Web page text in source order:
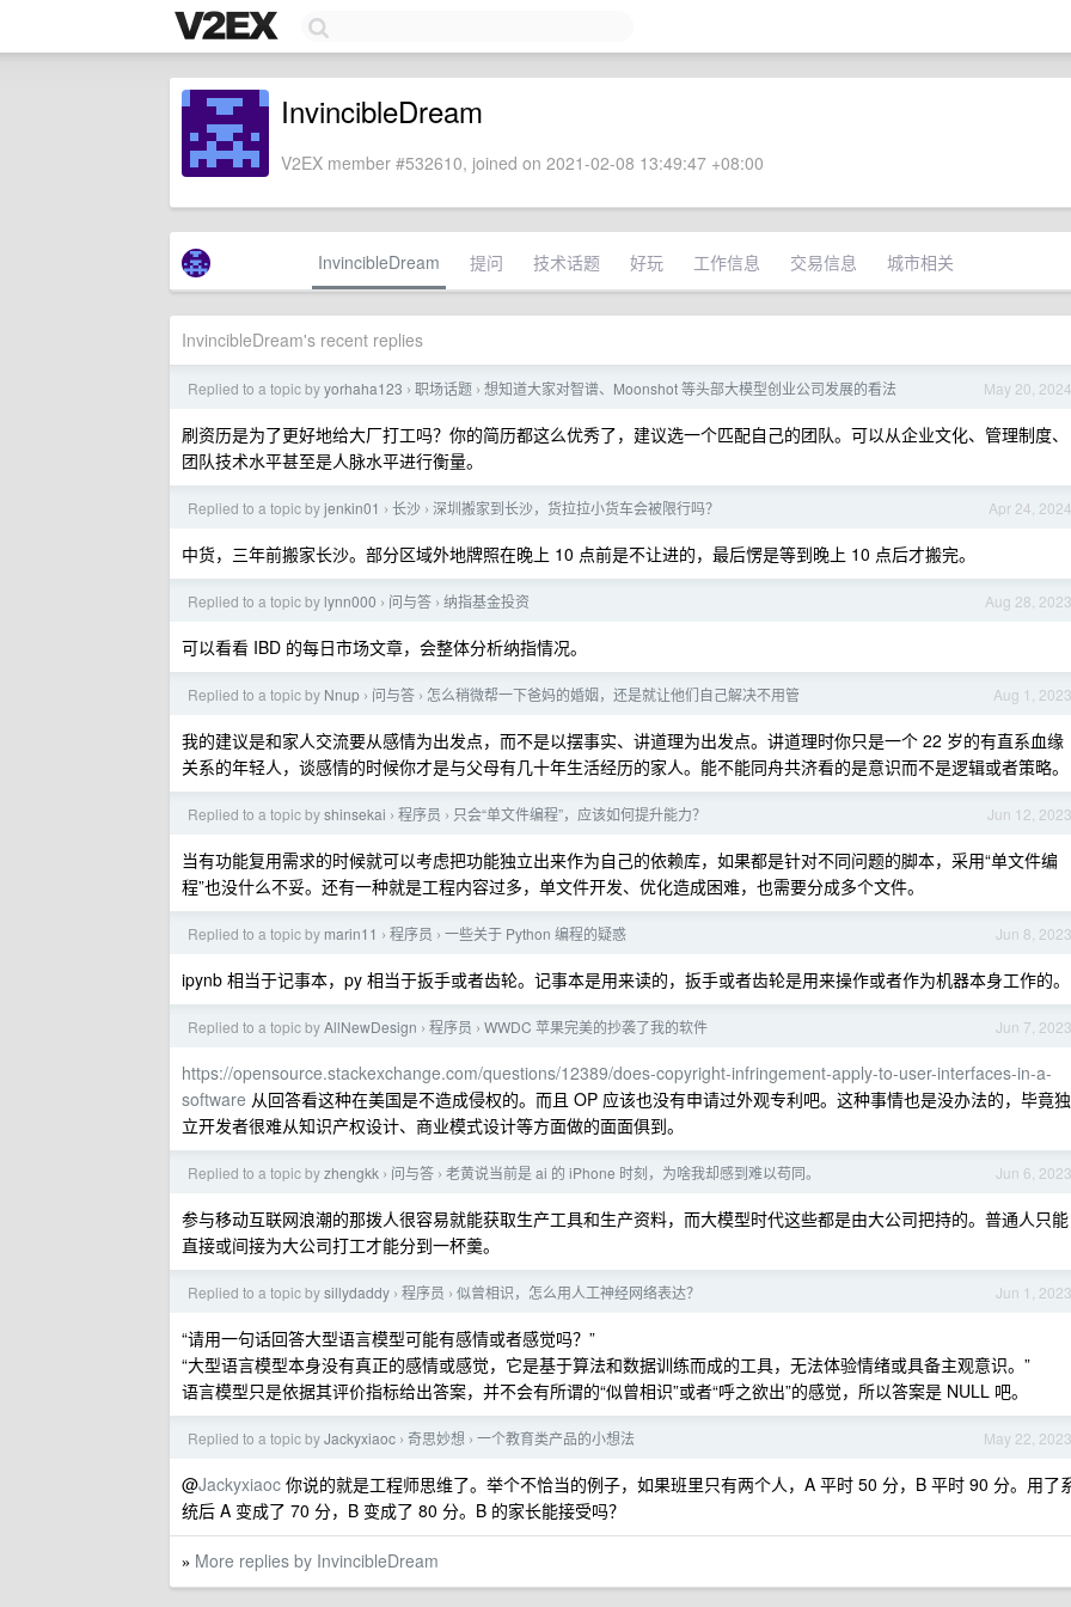
InvincibleDream
V2EX member #532610, joined on 2021-02-08 13:49:47 +08:00
InvincibleDream 提问 技术话题 好玩 工作信息 交易信息 城市相关
InvincibleDream's recent replies
May 20, 2024
Replied to a topic byyorhaha123 › 职场话题 › 想知道大家对智谱、Moonshot 等头部大模型创业公司发展的看法
刷资历是为了更好地给大厂打工吗？你的简历都这么优秀了，建议选一个匹配自己的团队。可以从企业文化、管理制度、
团队技术水平甚至是人脉水平进行衡量。
Apr 24, 2024
Replied to a topic byjenkin01 › 长沙 › 深圳搬家到长沙，货拉拉小货车会被限行吗？
中货，三年前搬家长沙。部分区域外地牌照在晚上 10 点前是不让进的，最后愣是等到晚上 10 点后才搬完。
Aug 28, 2023
Replied to a topic by lynn000 › 问与答 › 纳指基金投资
可以看看 IBD 的每日市场文章，会整体分析纳指情况。
Aug 1, 2023
Replied to a topic by Nnup › 问与答 › 怎么稍微帮一下爸妈的婚姻，还是就让他们自己解决不用管
我的建议是和家人交流要从感情为出发点，而不是以摆事实、讲道理为出发点。讲道理时你只是一个 22 岁的有直系血缘
关系的年轻人，谈感情的时候你才是与父母有几十年生活经历的家人。能不能同舟共济看的是意识而不是逻辑或者策略。
Jun 12, 2023
Replied to a topic byshinsekai › 程序员 › 只会“单文件编程”，应该如何提升能力？
当有功能复用需求的时候就可以考虑把功能独立出来作为自己的依赖库，如果都是针对不同问题的脚本，采用“单文件编
程”也没什么不妥。还有一种就是工程内容过多，单文件开发、优化造成困难，也需要分成多个文件。
Jun 8, 2023
Replied to a topic by marin11 › 程序员 › 一些关于 Python 编程的疑惑
ipynb 相当于记事本，py 相当于扳手或者齿轮。记事本是用来读的，扳手或者齿轮是用来操作或者作为机器本身工作的。
Jun 7, 2023
Replied to a topic byAllNewDesign › 程序员 › WWDC 苹果完美的抄袭了我的软件
https://opensource.stackexchange.com/questions/12389/does-copyright-infringement-apply-to-user-interfaces-in-a-
software 从回答看这种在美国是不造成侵权的。而且 OP 应该也没有申请过外观专利吧。这种事情也是没办法的，毕竟独
立开发者很难从知识产权设计、商业模式设计等方面做的面面俱到。
Jun 6, 2023
Replied to a topic byzhengkk › 问与答 › 老黄说当前是 ai 的 iPhone 时刻，为啥我却感到难以苟同。
参与移动互联网浪潮的那拨人很容易就能获取生产工具和生产资料，而大模型时代这些都是由大公司把持的。普通人只能
直接或间接为大公司打工才能分到一杯羹。
Jun 1, 2023
Replied to a topic bysillydaddy › 程序员 › 似曾相识，怎么用人工神经网络表达？
“请用一句话回答大型语言模型可能有感情或者感觉吗？”
“大型语言模型本身没有真正的感情或感觉，它是基于算法和数据训练而成的工具，无法体验情绪或具备主观意识。”
语言模型只是依据其评价指标给出答案，并不会有所谓的“似曾相识”或者“呼之欲出”的感觉，所以答案是 NULL 吧。
May 22, 2023
Replied to a topic byJackyxiaoc › 奇思妙想 › 一个教育类产品的小想法
@Jackyxiaoc 你说的就是工程师思维了。举个不恰当的例子，如果班里只有两个人，A 平时 50 分，B 平时 90 分。用了
统后 A 变成了 70 分，B 变成了 80 分。B 的家长能接受吗？
» More replies by InvincibleDream